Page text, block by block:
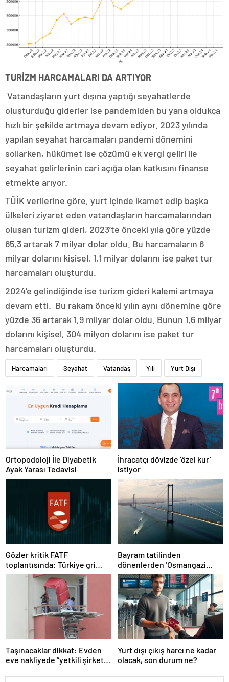
TURİZM HARCAMALARI DA ARTIYOR
Vatandaşların yurt dışına yaptığı seyahatlerde
oluşturduğu giderler ise pandemiden bu yana oldukça
hızlı bir şekilde artmaya devam ediyor. 2023 yılında
yapılan seyahat harcamaları pandemi dönemini
sollarken, hükümet ise çözümü ek vergi geliri ile
seyahat gelirlerinin cari açığa olan katkısını finanse
etmekte arıyor.
TÜİK verilerine göre, yurt içinde ikamet edip başka
ülkeleri ziyaret eden vatandaşların harcamalarından
oluşan turizm gideri, 2023’te önceki yıla göre yüzde
65,3 artarak 7 milyar dolar oldu. Bu harcamaların 6
milyar dolarını kişisel, 1,1 milyar dolarını ise paket tur
harcamaları oluşturdu.
2024’e gelindiğinde ise turizm gideri kalemi artmaya
devam etti. Bu rakam önceki yılın aynı dönemine göre
yüzde 36 artarak 1,9 milyar dolar oldu. Bunun 1,6 milyar
dolarını kişisel, 304 milyon dolarını ise paket tur
harcamaları oluşturdu.
Harcamaları Seyahat Vatandaş Yılı Yurt Dışı
Ortopodoloji İle Diyabetik
Ayak Yarası Tedavisi
İhracatçı dövizde ‘özel kur’
istiyor
Gözler kritik FATF
toplantısında: Türkiye gri
listeden çıkacak mı?
Bayram tatilinden
dönenlerden ‘Osmangazi
Köprüsü’ isyanı
Taşınacaklar dikkat: Evden
eve nakliyede “yetkili şirket”
Yurt dışı çıkış harcı ne kadar
olacak, son durum ne?